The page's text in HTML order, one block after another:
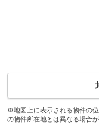
※地図上に表示される物件の
の物件所在地とは異なる場合が